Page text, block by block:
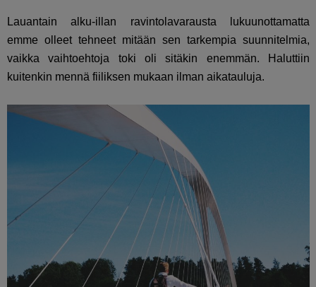
Lauantain alku-illan ravintolavarausta lukuunottamatta
emme olleet tehneet mitään sen tarkempia suunnitelmia,
vaikka vaihtoehtoja toki oli sitäkin enemmän. Haluttiin
kuitenkin mennä fiiliksen mukaan ilman aikatauluja.